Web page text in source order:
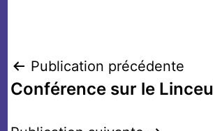
Navigation
de
Publication précédente
Conférence sur le